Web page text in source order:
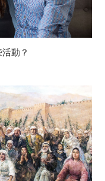
動？